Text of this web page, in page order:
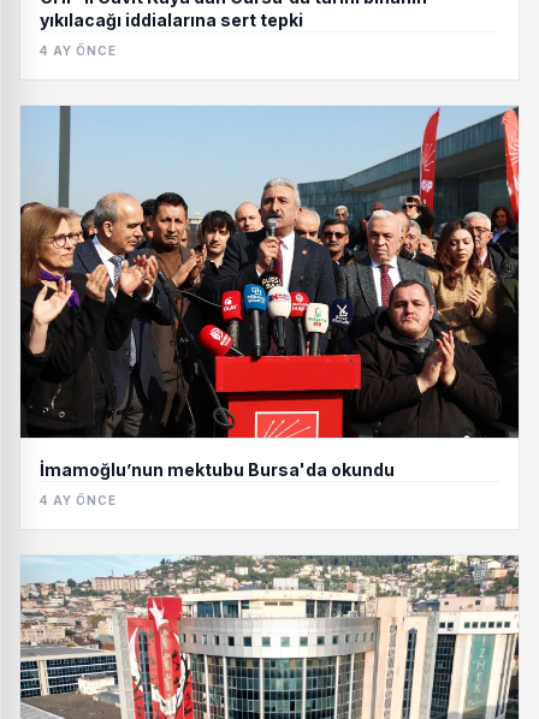
yıkılacağı iddialarına sert tepki
4 AY ÖNCE
İmamoğlu’nun mektubu Bursa'da okundu
4 AY ÖNCE